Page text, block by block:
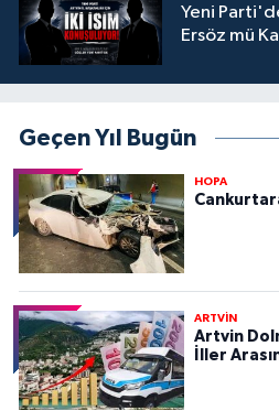
Yeni
Ersöz mü
Geçen Yıl Bugün
HOPA
ARTVİN
Artvin
İller